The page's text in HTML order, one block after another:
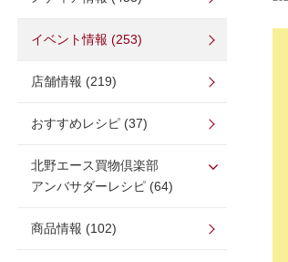
イベント情報 (253)
店舗情報 (219)
おすすめレシピ (37)
北野エース買物倶楽部
アンバサダーレシピ (64)
商品情報 (102)